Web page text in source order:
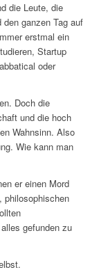
die Leute, die
ganzen Tag auf
erstmal ein
Startup
oder
Doch die
und die hoch
Wahnsinn. Also
Wie kann man
er einen Mord
philosophischen
gefunden zu